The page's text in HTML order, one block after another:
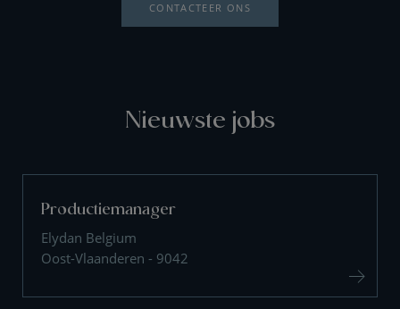
CONTACTEER ONS
Nieuwste jobs
Productiemanager
Elydan Belgium
Oost-Vlaanderen - 9042